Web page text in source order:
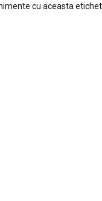
cu aceasta